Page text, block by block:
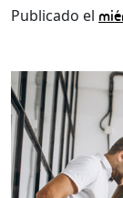
Publicado el